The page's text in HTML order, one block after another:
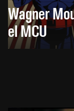
Wagner
el MCU